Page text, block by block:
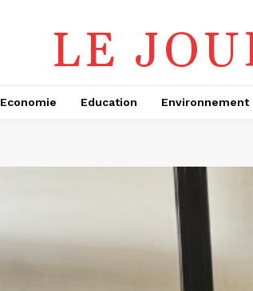
LE
Economie Education Environnement